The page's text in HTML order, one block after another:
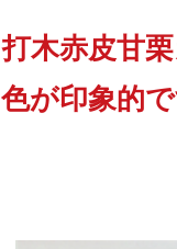
打木赤皮甘
色が印象的